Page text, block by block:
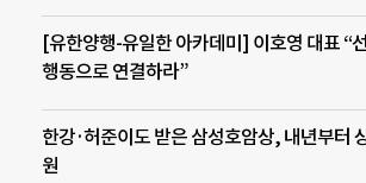
[유한양행-유일한 아카데미] 이호영 대표 “
행동으로 연결하라”
한강·허준이도 받은 삼성호암상, 내년부터
원